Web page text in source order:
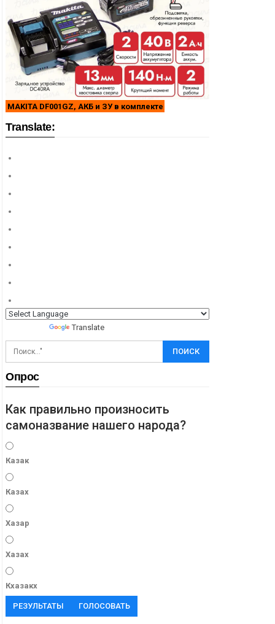
MAKITA DF001GZ, АКБ и ЗУ в комплекте
Translate:
Translate
Опрос
Как правильно произносить
самоназвание нашего народа?
Казак
Казах
Хазар
Хазах
Кхазакх
РЕЗУЛЬТАТЫ ГОЛОСОВАТЬ